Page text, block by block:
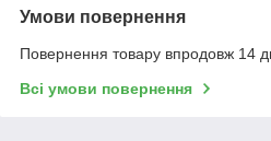
Умови повернення
Повернення товару впродовж 14
Всі умови повернення